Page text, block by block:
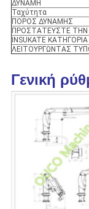
ΔΥΝΑΜΗ
Ταχύτητα
ΠΟΡΟΣ ΔΥΝΑΜΗΣ
ΠΡΟΣΤΑΤΕΥΣΤΕ ΤΗΝ
INSUKATE ΚΑΤΗΓΟΡΙΑ
ΛΕΙΤΟΥΡΓΩΝΤΑΣ
Γενική